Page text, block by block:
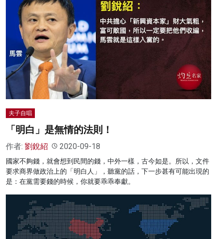
夫子自唱
「明白」是無情的法則！
作者: 劉銳紹 2020-09-18
國家不夠錢，就會想到民間的錢，中外一樣，古今如是。所以，文件
要求商界做政治上的「明白人」，聽黨的話，下一步甚有可能出現的
是：在黨需要錢的時候，你就要乖乖奉獻。